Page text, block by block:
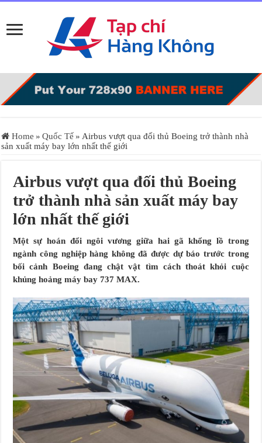
Home » Quốc Tế » Airbus vượt qua đối thủ Boeing trở thành nhà
sản xuất máy bay lớn nhất thế giới
Airbus vượt qua đối thủ Boeing
trở thành nhà sản xuất máy bay
lớn nhất thế giới
Một sự hoán đổi ngôi vương giữa hai gã khổng lồ trong
ngành công nghiệp hàng không đã được dự báo trước trong
bối cảnh Boeing đang chật vật tìm cách thoát khỏi cuộc
khủng hoảng máy bay 737 MAX.